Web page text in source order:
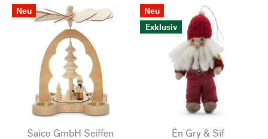
Neu
Saico GmbH Seiffen
Neu
Exklusiv
Én Gry & Sif